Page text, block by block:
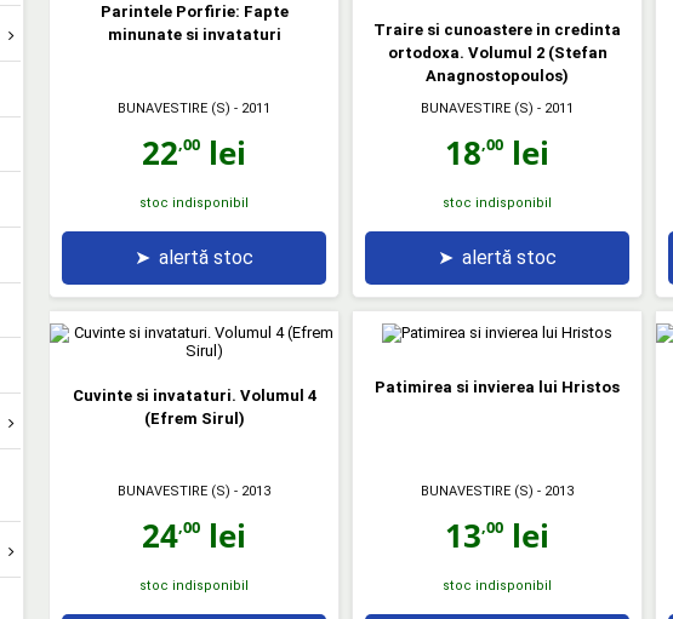
Parintele Porfirie: Fapte
minunate si invataturi
BUNAVESTIRE (S) - 2011
22,00 lei
stoc indisponibil
➤ alertă stoc
Traire si cunoastere in credinta
ortodoxa. Volumul 2 (Stefan
Anagnostopoulos)
BUNAVESTIRE (S) - 2011
18,00 lei
stoc indisponibil
➤ alertă stoc
Cuvinte si invataturi. Volumul 4
(Efrem Sirul)
BUNAVESTIRE (S) - 2013
24,00 lei
stoc indisponibil
Patimirea si invierea lui Hristos
BUNAVESTIRE (S) - 2013
13,00 lei
stoc indisponibil